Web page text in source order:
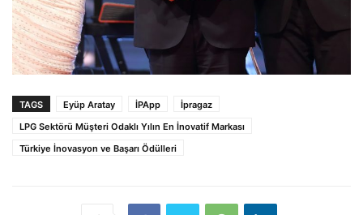
TAGS Eyüp Aratay İPApp
İpragaz
LPG Sektörü Müşteri Odaklı Yılın En İnovatif Markası
Türkiye İnovasyon ve Başarı Ödülleri